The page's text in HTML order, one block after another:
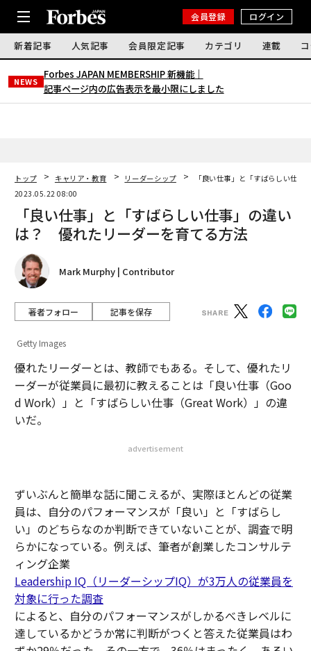
会員登録 ログイン
新着記事 人気記事 会員限定記事 カテゴリ 連載
NEWS
Forbes JAPAN MEMBERSHIP 新機能｜
記事ページ内の広告表示を最小限にしました
トップ キャリア・教育 リーダーシップ
「良い仕事」と「すばらしい仕
2023.05.22 08:00
「良い仕事」と「すばらしい仕事」の違い
は？ 優れたリーダーを育てる方法
Mark Murphy | Contributor
著者フォロー 記事を保存
Getty Images
優れたリーダーとは、教師でもある。そして、優れたリ
ーダーが従業員に最初に教えることは「良い仕事（Goo
d Work）」と「すばらしい仕事（Great Work）」の違
いだ。
advertisement
ずいぶんと簡単な話に聞こえるが、実際ほとんどの従業
員は、自分のパフォーマンスが「良い」と「すばらし
い」のどちらなのか判断できていないことが、調査で明
らかになっている。例えば、筆者が創業したコンサルテ
ィング企業
Leadership IQ（リーダーシップIQ）が3万人の従業員を
対象に行った調査
によると、自分のパフォーマンスがしかるべきレベルに
達しているかどうか常に判断がつくと答えた従業員はわ